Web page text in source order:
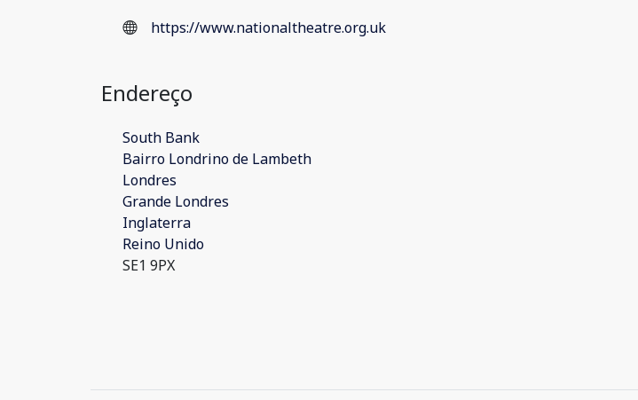
https://www.nationaltheatre.org.uk
Endereço
South Bank
Bairro Londrino de Lambeth
Londres
Grande Londres
Inglaterra
Reino Unido
SE1 9PX